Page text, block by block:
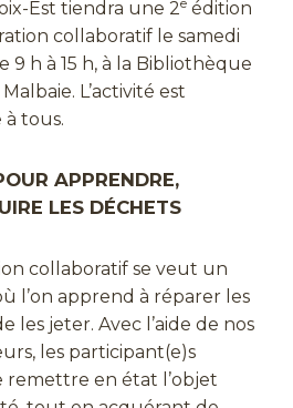
Est tiendra une 2 édition
collaboratif le samedi
9 h à 15 h, à la Bibliothèque
L’activité est
tous.
APPRENDRE,
LES DÉCHETS
collaboratif se veut un
l’on apprend à réparer les
les jeter. Avec l’aide de nos
les participant(e)s
en état l’objet